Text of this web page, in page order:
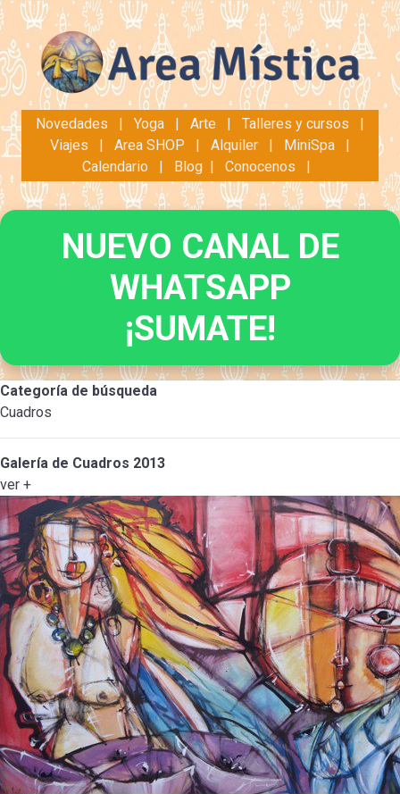
Novedades | Yoga | Arte | Talleres y cursos |
Viajes | Area SHOP | Alquiler | MiniSpa |
Calendario | Blog | Conocenos |
NUEVO CANAL DE
WHATSAPP
¡SUMATE!
Categoría de búsqueda
Cuadros
Galería de Cuadros 2013
ver +